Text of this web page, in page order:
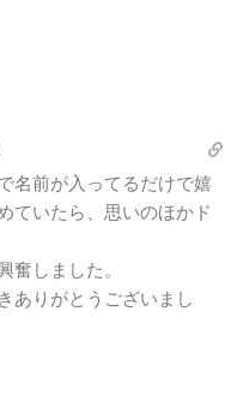
名前が入ってるだけで嬉
ていたら、思いのほかド
奮しました。
ありがとうございまし